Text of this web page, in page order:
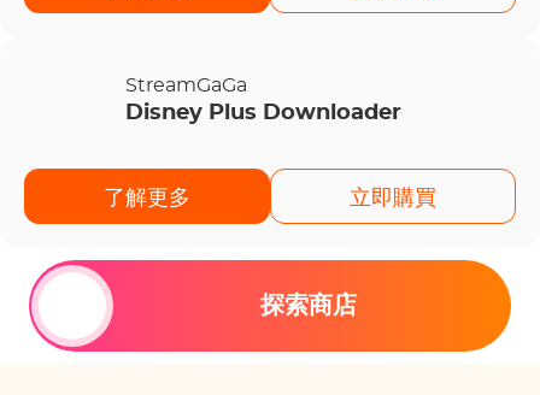
StreamGaGa
Disney Plus Downloader
了解更多 立即購買
探索商店